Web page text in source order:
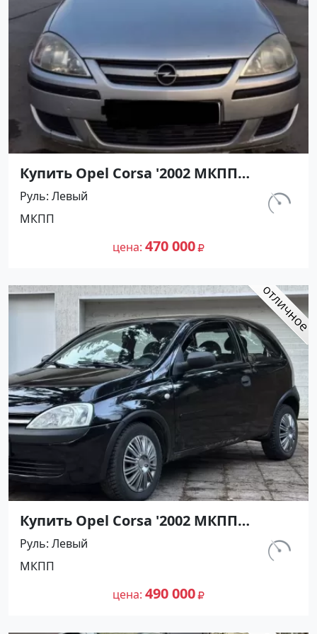
Купить Opel Corsa '2002 МКПП
(1200/75 л.с.) Бензин инжектор
Темрюк цвет Серебристый Хетчбэк
по цене 470000 рублей, объявление
№27491 на сайте Авторынок23
Руль Левый
МКПП
цена 470 000
Купить Opel Corsa '2002 МКПП
(1200/75 л.с.) Бензин инжектор
Армавир цвет Черный Хетчбэк по
цене 490000 рублей, объявление
№27490 на сайте Авторынок23
км.
Руль Левый
МКПП
цена 490 000